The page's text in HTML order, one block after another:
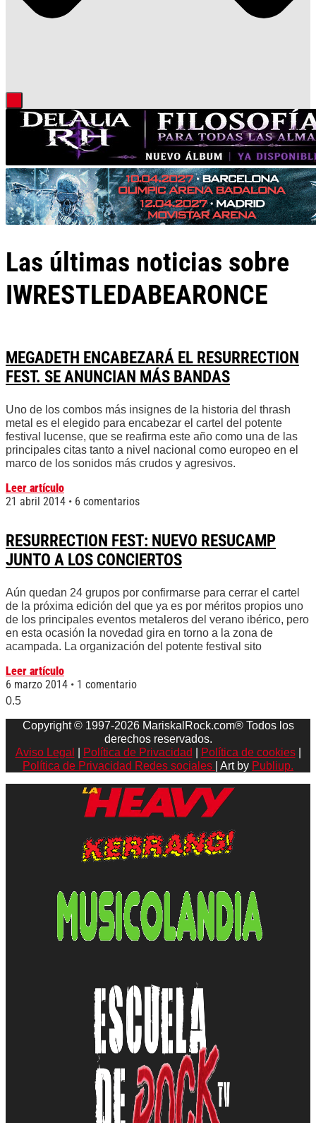
Las últimas noticias sobre
IWRESTLEDABEARONCE
MEGADETH ENCABEZARÁ EL RESURRECTION
FEST. SE ANUNCIAN MÁS BANDAS
Uno de los combos más insignes de la historia del thrash
metal es el elegido para encabezar el cartel del potente
festival lucense, que se reafirma este año como una de las
principales citas tanto a nivel nacional como europeo en el
marco de los sonidos más crudos y agresivos.
Leer artículo
21 abril 2014
6 comentarios
RESURRECTION FEST: NUEVO RESUCAMP
JUNTO A LOS CONCIERTOS
Aún quedan 24 grupos por confirmarse para cerrar el cartel
de la próxima edición del que ya es por méritos propios uno
de los principales eventos metaleros del verano ibérico, pero
en esta ocasión la novedad gira en torno a la zona de
acampada. La organización del potente festival sito
Leer artículo
6 marzo 2014
1 comentario
Copyright © 1997-2026 MariskalRock.com® Todos los
derechos reservados.
Aviso Legal
Política de Privacidad Política de cookies|
Política de Privacidad Redes sociales
| Art by Publiup.